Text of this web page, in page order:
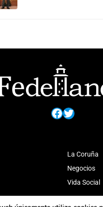
Facebook
Twitter
La Coruña
Negocios
Vida Social